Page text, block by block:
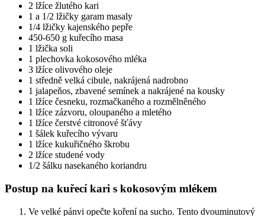
2 lžíce žlutého kari
1 a 1/2 lžičky garam masaly
1/4 lžičky kajenského pepře
450-650 g kuřecího masa
1 lžička soli
1 plechovka kokosového mléka
3 lžíce olivového oleje
1 středně velká cibule, nakrájená nadrobno
1 jalapeňos, zbavené semínek a nakrájené na kousky
1 lžíce česneku, rozmačkaného a rozmělněného
1 lžíce zázvoru, oloupaného a mletého
1 lžíce čerstvé citronové šťávy
1 šálek kuřecího vývaru
1 lžíce kukuřičného škrobu
2 lžíce studené vody
1/2 šálku nasekaného koriandru
Postup na kuřecí kari s kokosovým mlékem
Ve velké pánvi opečte koření na sucho. Tento dvouminutový